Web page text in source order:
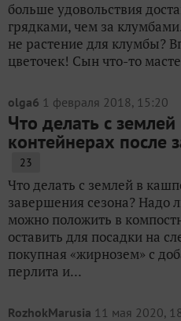
больше удовольствия
грядками, чем за
не растение для клумбы?
цветочек! Сын что-то
olga6 1 февраля 2018, 15:20
Что делать с
контейнерах после
23
Что делать с землей в
завершения сезона? Надо
можно положить в
оставить для посадки на
покупная «жирнозем» с
перлита и...
RozhokMarusia 11 мая 2020,